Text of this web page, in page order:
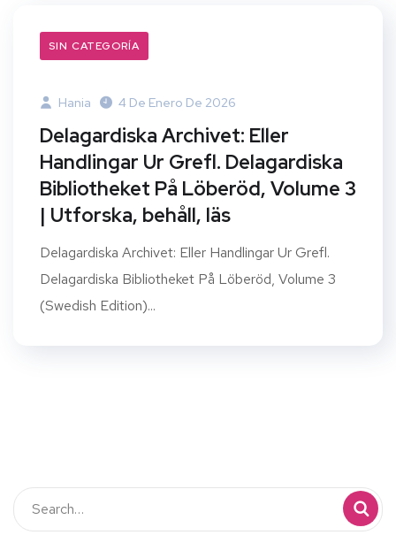
SIN CATEGORÍA
Hania 4 De Enero De 2026
Delagardiska Archivet: Eller
Handlingar Ur Grefl. Delagardiska
Bibliotheket På Löberöd, Volume 3
| Utforska, behåll, läs
Delagardiska Archivet: Eller Handlingar Ur Grefl.
Delagardiska Bibliotheket På Löberöd, Volume 3
(Swedish Edition)...